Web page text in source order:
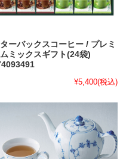
ーバックスコーヒー / プレミ
ミックスギフト(24袋)
¥5,400(税込)